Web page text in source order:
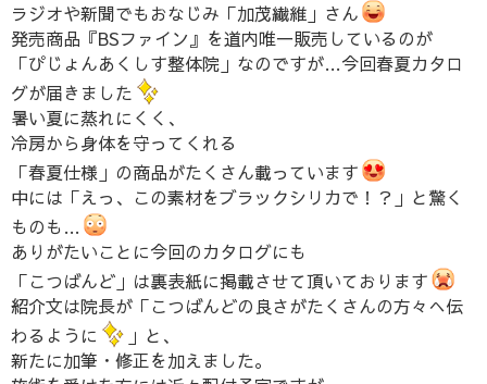
ラジオや新聞でもおなじみ「加茂繊維」さん
発売商品『BSファイン』を道内唯一販売しているのが
「ぴじょんあくしす整体院」なのですが…今回春夏カタロ
グが届きました
暑い夏に蒸れにくく、
冷房から身体を守ってくれる
「春夏仕様」の商品がたくさん載っています
中には「えっ、この素材をブラックシリカで！？」と驚く
ものも…
ありがたいことに今回のカタログにも
「こつばんど」は裏表紙に掲載させて頂いております
紹介文は院長が「こつばんどの良さがたくさんの方々へ伝
わるように
」と、
新たに加筆・修正を加えました。